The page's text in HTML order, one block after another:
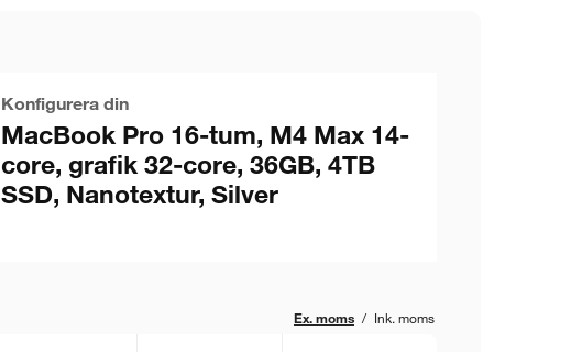
Konfigurera din
MacBook Pro 16-tum, M4 Max 14-
core, grafik 32-core, 36GB, 4TB
SSD, Nanotextur, Silver
Ex. moms / Ink. moms